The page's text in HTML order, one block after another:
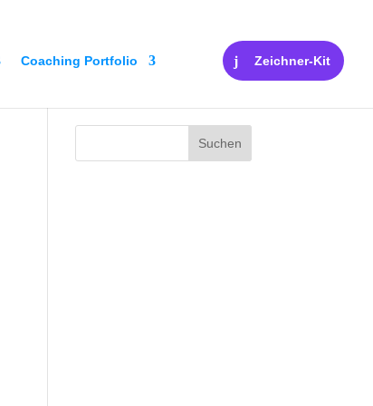
Coaching Portfolio Zeichner-Kit